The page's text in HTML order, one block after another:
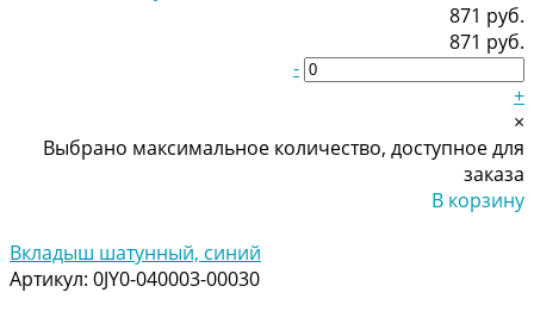
871 руб.
871 руб.
-
+
×
Выбрано максимальное количество, доступное для
заказа
В корзину
Вкладыш шатунный, синий
Артикул: 0JY0-040003-00030